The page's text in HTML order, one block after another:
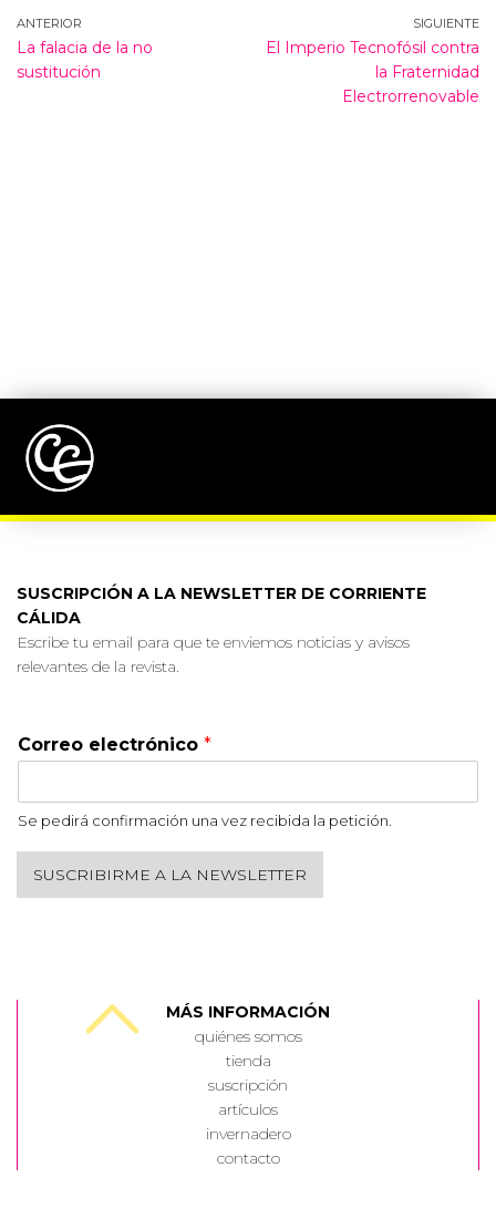
ANTERIOR
La falacia de la no
sustitución
SIGUIENTE
El Imperio Tecnofósil contra
la Fraternidad
Electrorrenovable
SUSCRIPCIÓN A LA NEWSLETTER DE CORRIENTE
CÁLIDA
Escribe tu email para que te enviemos noticias y avisos
relevantes de la revista.
Correo electrónico *
Se pedirá confirmación una vez recibida la petición.
SUSCRIBIRME A LA NEWSLETTER
MÁS INFORMACIÓN
quiénes somos
tienda
suscripción
artículos
invernadero
contacto